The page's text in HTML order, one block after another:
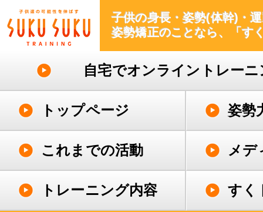
子供の身長・姿勢(体幹)・
姿勢矯正のことなら、「す
自宅でオンライントレーニ
トップページ 姿勢
これまでの活動 メデ
トレーニング内容 すく